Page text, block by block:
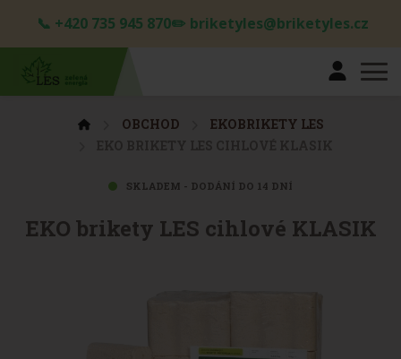
📞 +420 735 945 870✏️ briketyles@briketyles.cz
OBCHOD
EKOBRIKETY LES
SKLADEM - DODÁNÍ DO 14 DNÍ
EKO brikety LES cihlové KLASIK